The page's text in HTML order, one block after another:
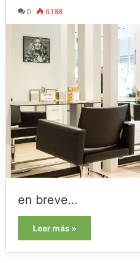
0 6.188
en breve…
Leer más »